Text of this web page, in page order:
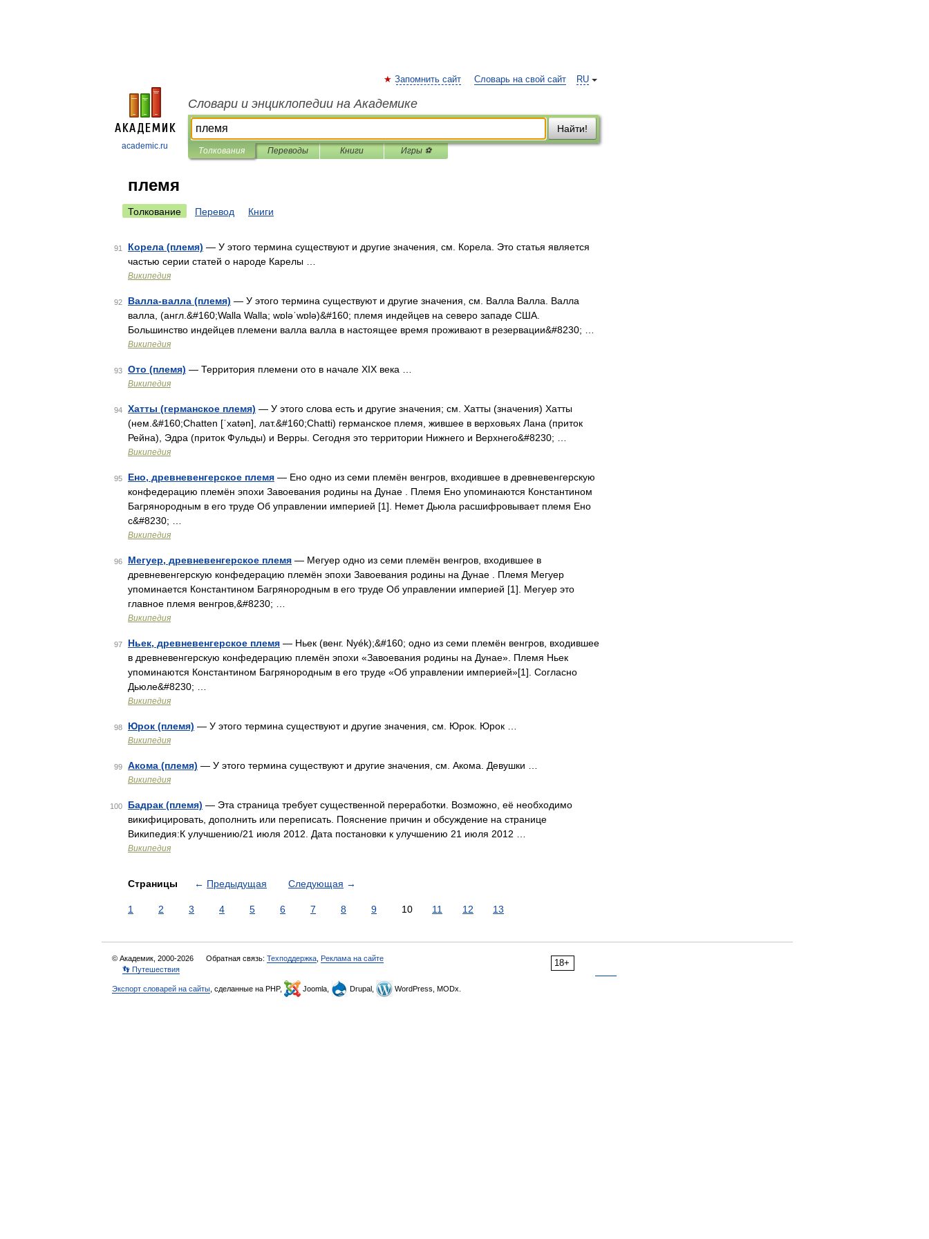
academic.ru
RU
Запомнить сайт Словарь на свой сайт
Словари и энциклопедии на Академике
Найти!
Толкования Переводы Книги Игры ⚽
племя
Толкование Перевод Книги
91 Корела (племя) — У этого термина существуют и другие значения, см. Корела. Это статья является
частью серии статей о народе Карелы …
Википедия
92 Валла-валла (племя) — У этого термина существуют и другие значения, см. Валла Валла. Валла
валла, (англ.&#160;Walla Walla; wɒləˈwɒlə)&#160; племя индейцев на северо западе США.
Большинство индейцев племени валла валла в настоящее время проживают в резервации&#8230; …
Википедия
93 Ото (племя) — Территория племени ото в начале XIX века …
Википедия
94 Хатты (германское племя) — У этого слова есть и другие значения; см. Хатты (значения) Хатты
(нем.&#160;Chatten [ˈxatən], лат.&#160;Chatti) германское племя, жившее в верховьях Лана (приток
Рейна), Эдра (приток Фульды) и Верры. Сегодня это территории Нижнего и Верхнего&#8230; …
Википедия
95 Ено, древневенгерское племя — Ено одно из семи племён венгров, входившее в древневенгерскую
конфедерацию племён эпохи Завоевания родины на Дунае . Племя Ено упоминаются Константином
Багрянородным в его труде Об управлении империей [1]. Немет Дьюла расшифровывает племя Ено
с&#8230; …
Википедия
96 Мегуер, древневенгерское племя — Мегуер одно из семи племён венгров, входившее в
древневенгерскую конфедерацию племён эпохи Завоевания родины на Дунае . Племя Мегуер
упоминается Константином Багрянородным в его труде Об управлении империей [1]. Мегуер это
главное племя венгров,&#8230; …
Википедия
97 Ньек, древневенгерское племя — Ньек (венг. Nyék);&#160; одно из семи племён венгров, входившее
в древневенгерскую конфедерацию племён эпохи «Завоевания родины на Дунае». Племя Ньек
упоминаются Константином Багрянородным в его труде «Об управлении империей»[1]. Согласно
Дьюле&#8230; …
Википедия
98 Юрок (племя) — У этого термина существуют и другие значения, см. Юрок. Юрок …
Википедия
99 Акома (племя) — У этого термина существуют и другие значения, см. Акома. Девушки …
Википедия
100 Бадрак (племя) — Эта страница требует существенной переработки. Возможно, её необходимо
викифицировать, дополнить или переписать. Пояснение причин и обсуждение на странице
Википедия:К улучшению/21 июля 2012. Дата постановки к улучшению 21 июля 2012 …
Википедия
Страницы ← Предыдущая Следующая →
1 2 3 4 5 6 7 8 9 10 11 12 13
18+
© Академик, 2000-2026 Обратная связь: Техподдержка Реклама на сайте
👣 Путешествия
Экспорт словарей на сайты , сделанные на PHP, Joomla, Drupal, WordPress, MODx.